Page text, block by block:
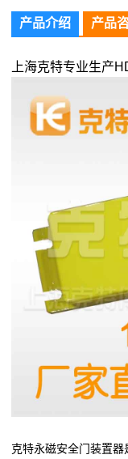
产品介绍 产品
上海克特专业生产
克特永磁安全门装置